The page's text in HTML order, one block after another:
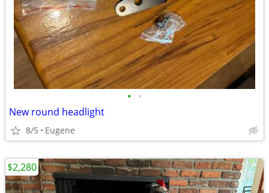
• •
New round headlight
8/5 Eugene
$2,280